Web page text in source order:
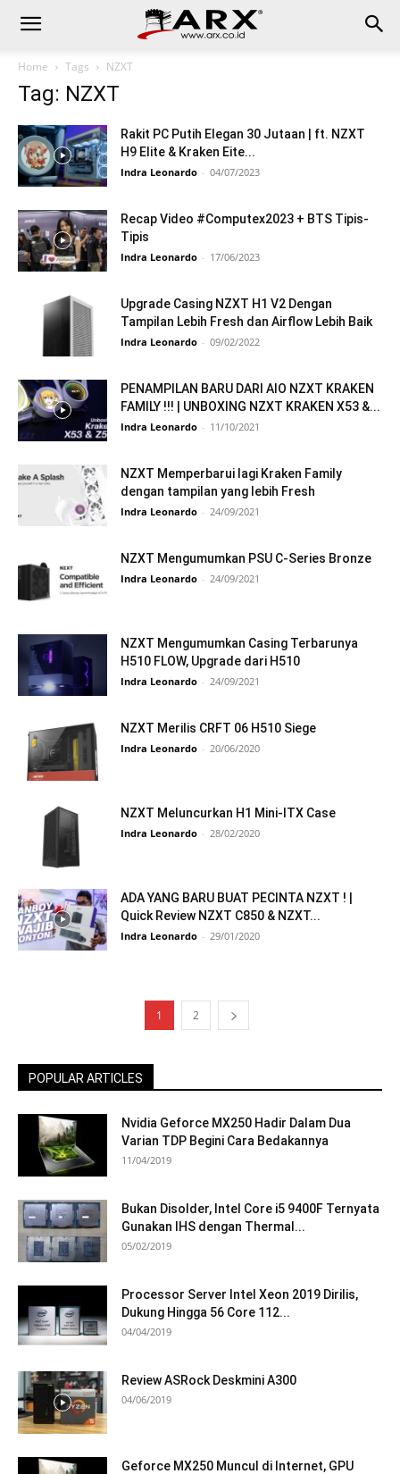
Home Tags NZXT
Tag: NZXT
Rakit PC Putih Elegan 30 Jutaan | ft. NZXT
H9 Elite & Kraken Eite...
Indra Leonardo - 04/07/2023
Recap Video #Computex2023 + BTS Tipis-
Tipis
Indra Leonardo - 17/06/2023
Upgrade Casing NZXT H1 V2 Dengan
Tampilan Lebih Fresh dan Airflow Lebih Baik
Indra Leonardo - 09/02/2022
PENAMPILAN BARU DARI AIO NZXT KRAKEN
FAMILY !!! | UNBOXING NZXT KRAKEN X53 &...
Indra Leonardo - 11/10/2021
NZXT Memperbarui lagi Kraken Family
dengan tampilan yang lebih Fresh
Indra Leonardo - 24/09/2021
NZXT Mengumumkan PSU C-Series Bronze
Indra Leonardo - 24/09/2021
NZXT Mengumumkan Casing Terbarunya
H510 FLOW, Upgrade dari H510
Indra Leonardo - 24/09/2021
NZXT Merilis CRFT 06 H510 Siege
Indra Leonardo - 20/06/2020
NZXT Meluncurkan H1 Mini-ITX Case
Indra Leonardo - 28/02/2020
ADA YANG BARU BUAT PECINTA NZXT ! |
Quick Review NZXT C850 & NZXT...
Indra Leonardo - 29/01/2020
1 2
POPULAR ARTICLES
Nvidia Geforce MX250 Hadir Dalam Dua
Varian TDP Begini Cara Bedakannya
11/04/2019
Bukan Disolder, Intel Core i5 9400F Ternyata
Gunakan IHS dengan Thermal...
05/02/2019
Processor Server Intel Xeon 2019 Dirilis,
Dukung Hingga 56 Core 112...
04/04/2019
Review ASRock Deskmini A300
04/06/2019
Geforce MX250 Muncul di Internet, GPU